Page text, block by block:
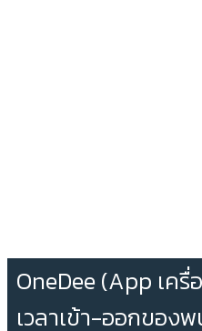
OneDee (App เค
เวลาเข้า-ออกของ